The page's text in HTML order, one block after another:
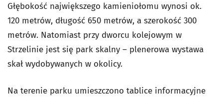
Głębokość największego kamieniołomu wynosi ok.
120 metrów, długość 650 metrów, a szerokość 300
metrów. Natomiast przy dworcu kolejowym w
Strzelinie jest się park skalny – plenerowa wystawa
skał wydobywanych w okolicy.
Na terenie parku umieszczono tablice informacyjne